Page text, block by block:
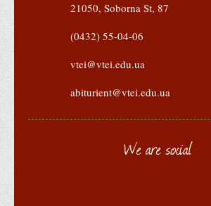
ТОП-20 кращих студентів 2025
ТОП-20 кращих студентів 2024
ТОП-20 кращих студентів 2019
21050, Soborna St, 87
(0432) 55-04-06
vtei@vtei.edu.ua
abiturient@vtei.edu.ua
We are social